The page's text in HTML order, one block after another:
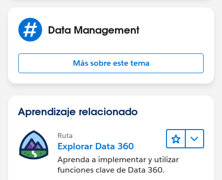
Data Management
Más sobre este tema
Aprendizaje relacionado
Ruta
Explorar Data 360
Aprenda a implementar y utilizar
funciones clave de Data 360.